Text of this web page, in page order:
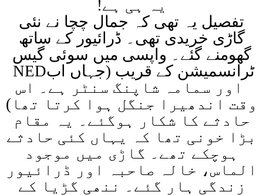
یہ ہی ہے!
تفصیل یہ تھی کہ جمال چچا نے نئی
گاڑی خریدی تھی۔ ڈرائیور کے ساتھ
گھومنے گئے۔ واپسی میں سوئی گیس
ٹرانسمیشن کے قریب (جہاں ابNED
اور سمامہ شاپنگ سنٹر ہے۔ اس
وقت اندھیرا جنگل ہوا کرتا تھا)
حادثے کا شکار ہوگئے۔ یہ مقام
بڑا خونی تھا کہ یہاں کئی حادثے
ہوچکے تھے۔ گاڑی میں موجود
الماس، خالہ صاحبہ اور ڈرائیور
زندگی ہار گئے۔ ننھی گڑیا کے